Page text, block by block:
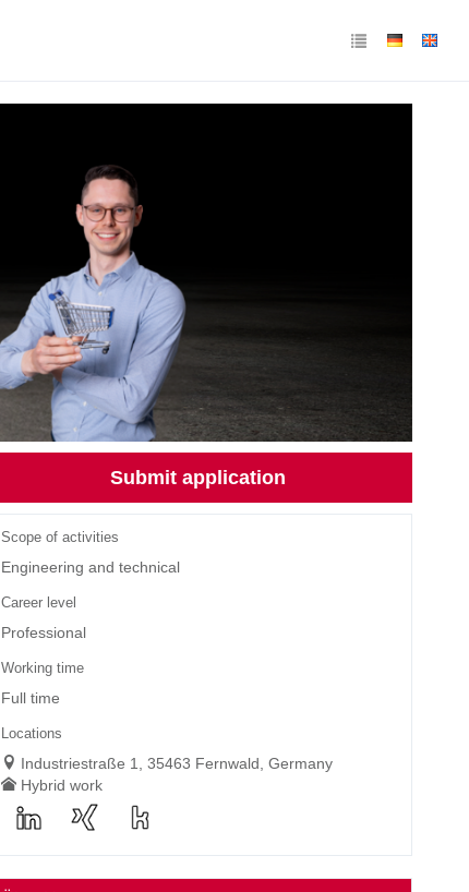
Submit application
Scope of activities
Engineering and technical
Career level
Professional
Working time
Full time
Locations
Industriestraße 1, 35463 Fernwald, Germany
Hybrid work